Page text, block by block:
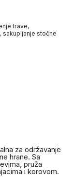
trave,
, sakupljanje stočne
za održavanje
hrane. Sa
pruža
i korovom.